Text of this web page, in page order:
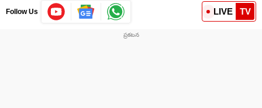
Follow Us LIVE TV